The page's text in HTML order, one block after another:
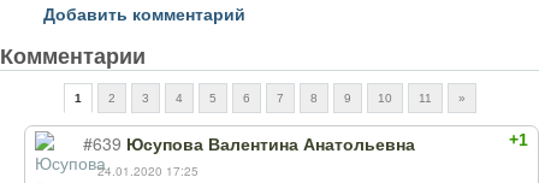
Добавить комментарий
Комментарии
1 2 3 4 5 6 7 8 9 10 11 »
+1
#639 Юсупова Валентина Анатольевна
24.01.2020 17:25